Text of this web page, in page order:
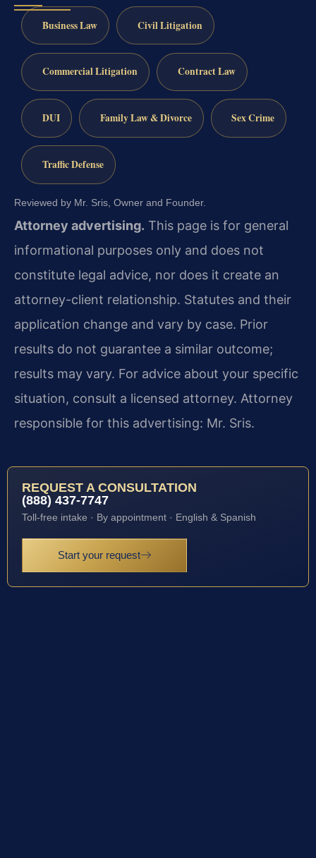
Business Law Civil Litigation
Commercial Litigation Contract Law
DUI Family Law & Divorce Sex Crime
Traffic Defense
Reviewed by Mr. Sris, Owner and Founder.
Attorney advertising. This page is for general
informational purposes only and does not
constitute legal advice, nor does it create an
attorney-client relationship. Statutes and their
application change and vary by case. Prior
results do not guarantee a similar outcome;
results may vary. For advice about your specific
situation, consult a licensed attorney. Attorney
responsible for this advertising: Mr. Sris.
REQUEST A CONSULTATION
(888) 437-7747
Toll-free intake · By appointment · English & Spanish
Start your request